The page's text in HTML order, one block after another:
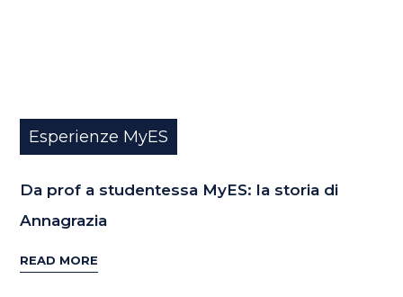
Esperienze MyES
Da prof a studentessa MyES: la storia di
Annagrazia
READ MORE